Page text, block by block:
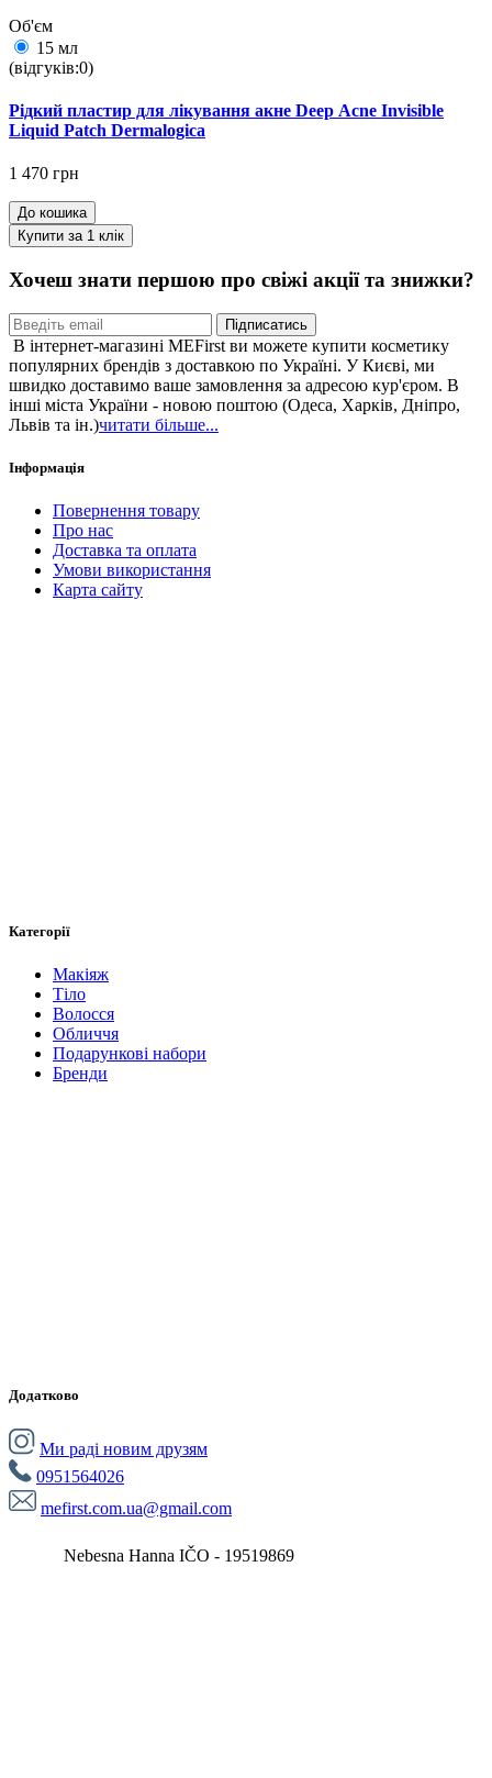
Об'єм
15 мл
(відгуків:0)
Рідкий пластир для лікування акне Deep Аcne Invisible
Liquid Patch Dermalogica
1 470 грн
До кошика
Купити за 1 клiк
Хочеш знати першою про свіжі акції та знижки?
Підписатись
В інтернет-магазині MEFirst ви можете купити косметику
популярних брендів з доставкою по Україні. У Києві, ми
швидко доставимо ваше замовлення за адресою кур'єром. В
інші міста України - новою поштою (Одеса, Харків, Дніпро,
Львів та ін.)читати більше...
Інформація
Повернення товару
Про нас
Доставка та оплата
Умови використання
Карта сайту
Категорії
Макіяж
Тіло
Волосся
Обличчя
Подарункові набори
Бренди
Додатково
Ми раді новим друзям
0951564026
mefirst.com.ua@gmail.com
Nebesna Hanna IČO - 19519869